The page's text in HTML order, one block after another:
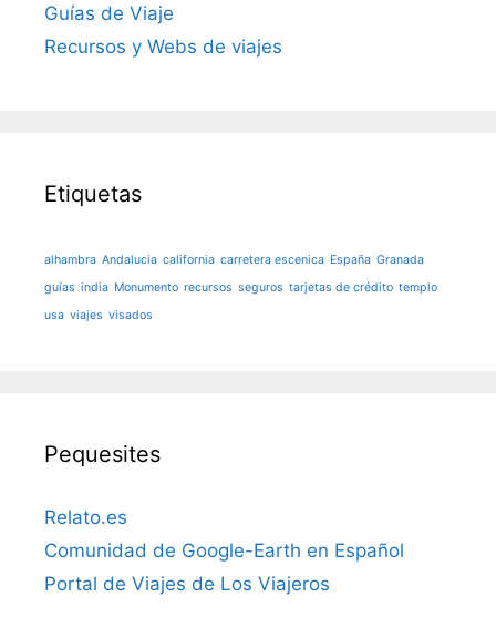
Guías de Viaje
Recursos y Webs de viajes
Etiquetas
alhambra Andalucia california carretera escenica España Granada
guías india Monumento recursos seguros tarjetas de crédito templo
usa viajes visados
Pequesites
Relato.es
Comunidad de Google-Earth en Español
Portal de Viajes de Los Viajeros